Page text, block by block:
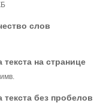
слов
текста на странице
текста без пробелов